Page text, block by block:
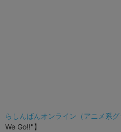
らしんばんオンライン（アニメ系
We Go!!"】